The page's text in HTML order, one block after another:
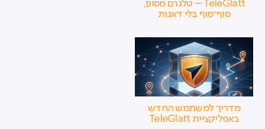
TeleGlatt – טלגרם מסונן,
סוף־סוף בלי דאגות
מדריך למשתמש החדש
באפליקציית TeleGlatt